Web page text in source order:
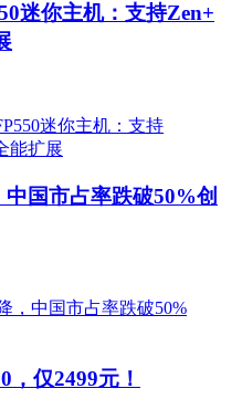
迷你主机：支持Zen+
国市占率跌破50%创
，仅2499元！